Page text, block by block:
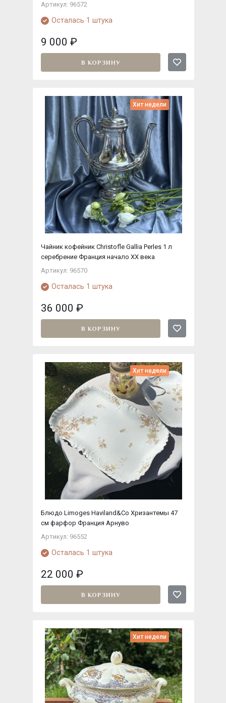
Артикул: 96572
Осталась 1 штука
9 000 ₽
В КОРЗИНУ
Хит недели
Чайник кофейник Christofle Gallia Perles 1 л
серебрение Франция начало XX века
Артикул: 96570
Осталась 1 штука
36 000 ₽
В КОРЗИНУ
Хит недели
Блюдо Limoges Haviland&Co Хризантемы 47
см фарфор Франция Арнуво
Артикул: 96552
Осталась 1 штука
22 000 ₽
В КОРЗИНУ
Хит недели